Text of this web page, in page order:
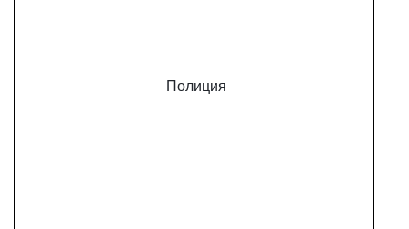
Полиция